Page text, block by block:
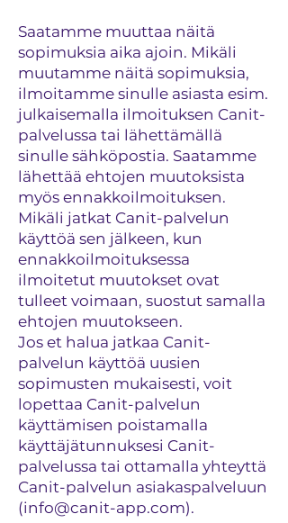
Saatamme muuttaa näitä
sopimuksia aika ajoin. Mikäli
muutamme näitä sopimuksia,
ilmoitamme sinulle asiasta esim.
julkaisemalla ilmoituksen Canit-
palvelussa tai lähettämällä
sinulle sähköpostia. Saatamme
lähettää ehtojen muutoksista
myös ennakkoilmoituksen.
Mikäli jatkat Canit-palvelun
käyttöä sen jälkeen, kun
ennakkoilmoituksessa
ilmoitetut muutokset ovat
tulleet voimaan, suostut samalla
ehtojen muutokseen.
Jos et halua jatkaa Canit-
palvelun käyttöä uusien
sopimusten mukaisesti, voit
lopettaa Canit-palvelun
käyttämisen poistamalla
käyttäjätunnuksesi Canit-
palvelussa tai ottamalla yhteyttä
Canit-palvelun asiakaspalveluun
(info@canit-app.com).